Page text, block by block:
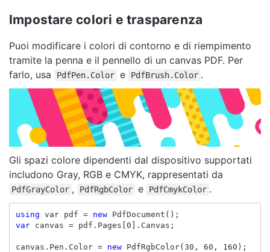
Impostare colori e trasparenza
Puoi modificare i colori di contorno e di riempimento
tramite la penna e il pennello di un canvas PDF. Per
farlo, usa
PdfPen.Color e PdfBrush.Color .
Gli spazi colore dipendenti dal dispositivo supportati
includono Gray, RGB e CMYK, rappresentati da
PdfGrayColor , PdfRgbColor e PdfCmykColor .
using var pdf = new PdfDocument ();
var
canvas = pdf . Pages 0 ]. Canvas ;
canvas . Pen . Color = new PdfRgbColor( 30 , 60 , 160 );